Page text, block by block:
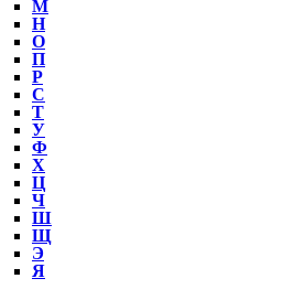
М
Н
О
П
Р
С
Т
У
Ф
Х
Ц
Ч
Ш
Щ
Э
Я